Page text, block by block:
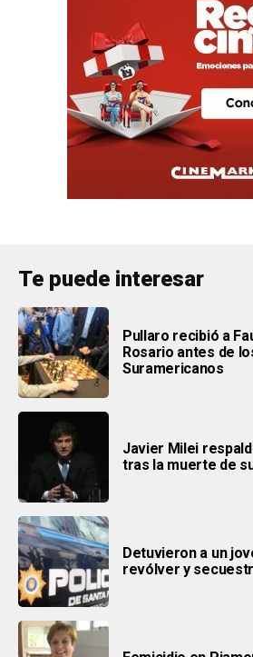
Te puede interesar
Pullaro recibió a
Rosario antes de
Suramericanos
Javier Milei
tras la muerte de
Detuvieron a un
revólver y